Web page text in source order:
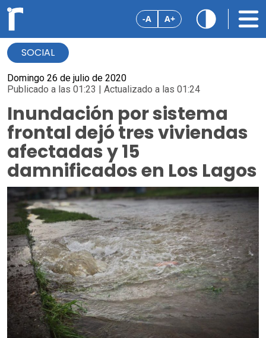
-A A+
SOCIAL
Domingo 26 de julio de 2020
Publicado a las 01:23 | Actualizado a las 01:24
Inundación por sistema
frontal dejó tres viviendas
afectadas y 15
damnificados en Los Lagos